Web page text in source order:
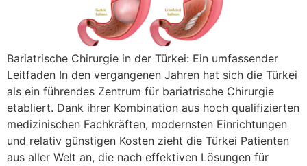
Bariatrische Chirurgie in der Türkei: Ein umfassender
Leitfaden In den vergangenen Jahren hat sich die Türkei
als ein führendes Zentrum für bariatrische Chirurgie
etabliert. Dank ihrer Kombination aus hoch qualifizierten
medizinischen Fachkräften, modernsten Einrichtungen
und relativ günstigen Kosten zieht die Türkei Patienten
aus aller Welt an, die nach effektiven Lösungen für